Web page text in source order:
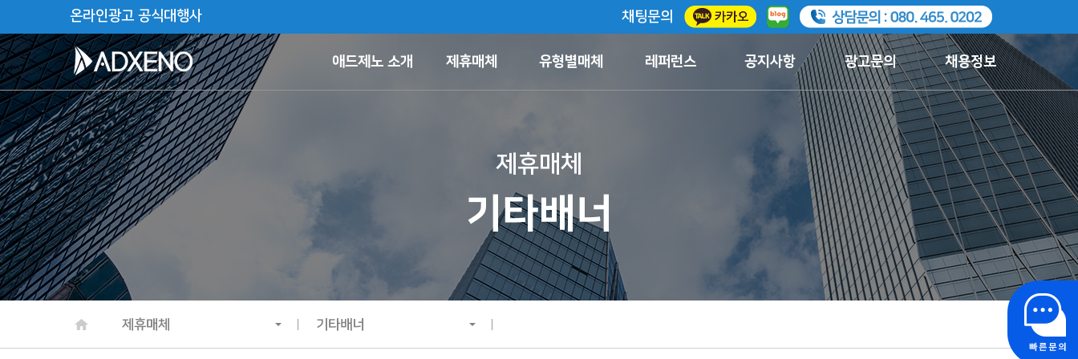
온라인광고 공식대행사 채팅문의
애드제노 소개 제휴매체 유형별매체 레퍼런스 공지사항 광고문의 채용정보
제휴매체
기타배너
제휴매체 기타배너